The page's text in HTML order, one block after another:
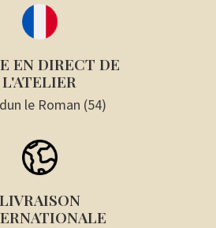
EN DIRECT DE
L'ATELIER
le Roman (54)
LIVRAISON